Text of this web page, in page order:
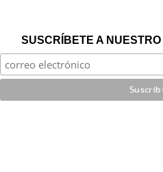
SUSCRÍBETE A